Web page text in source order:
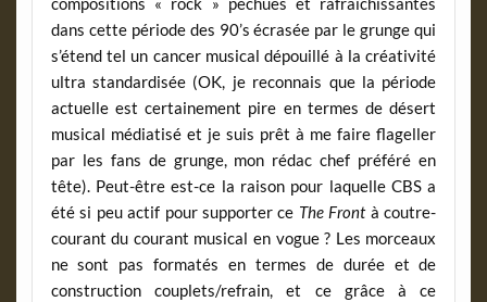
dans cette période des 90’s écrasée par le grunge qui
s’étend tel un cancer musical dépouillé à la créativité
ultra standardisée (OK, je reconnais que la période
actuelle est certainement pire en termes de désert
musical médiatisé et je suis prêt à me faire flageller
par les fans de grunge, mon rédac chef préféré en
tête). Peut-être est-ce la raison pour laquelle CBS a
été si peu actif pour supporter ce The Frontà coutre-
courant du courant musical en vogue ? Les morceaux
ne sont pas formatés en termes de durée et de
construction couplets/refrain, et ce grâce à ce